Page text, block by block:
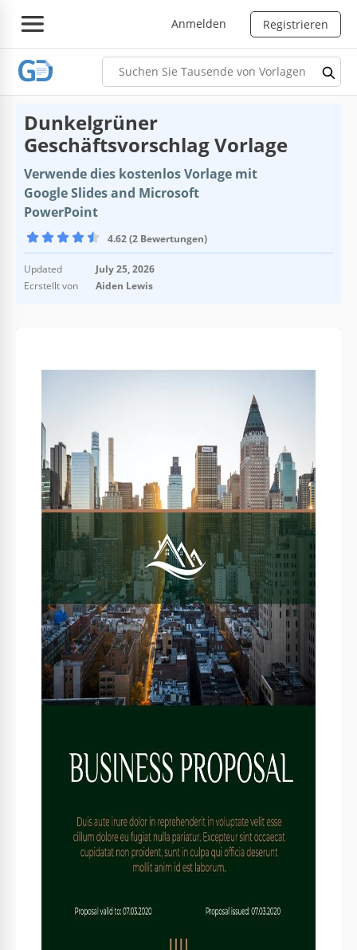
Anmelden Registrieren
Dunkelgrüner
Geschäftsvorschlag Vorlage
Verwende dies kostenlos Vorlage mit
Google Slides and Microsoft
PowerPoint
4.62 (2 Bewertungen)
Updated
July 25, 2026
Ecrstellt von
Aiden Lewis